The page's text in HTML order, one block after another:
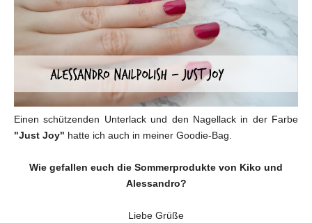
Einen schützenden Unterlack und den Nagellack in der Farbe
"Just Joy" hatte ich auch in meiner Goodie-Bag.
Wie gefallen euch die Sommerprodukte von Kiko und
Alessandro?
Liebe Grüße